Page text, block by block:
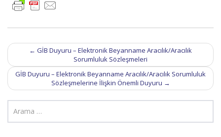
Post
navigation
← GİB Duyuru – Elektronik Beyanname Aracılık/Aracılık
Sorumluluk Sözleşmeleri
GİB Duyuru – Elektronik Beyanname Aracılık/Aracılık Sorumluluk
Sözleşmelerine İlişkin Önemli Duyuru →